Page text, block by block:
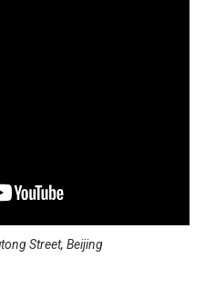
Street, Beijing